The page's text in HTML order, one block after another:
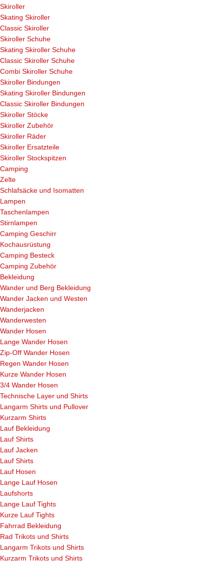
Skiroller
Skating Skiroller
Classic Skiroller
Skiroller Schuhe
Skating Skiroller Schuhe
Classic Skiroller Schuhe
Combi Skiroller Schuhe
Skiroller Bindungen
Skating Skiroller Bindungen
Classic Skiroller Bindungen
Skiroller Stöcke
Skiroller Zubehör
Skiroller Räder
Skiroller Ersatzteile
Skiroller Stockspitzen
Camping
Zelte
Schlafsäcke und Isomatten
Lampen
Taschenlampen
Stirnlampen
Camping Geschirr
Kochausrüstung
Camping Besteck
Camping Zubehör
Bekleidung
Wander und Berg Bekleidung
Wander Jacken und Westen
Wanderjacken
Wanderwesten
Wander Hosen
Lange Wander Hosen
Zip-Off Wander Hosen
Regen Wander Hosen
Kurze Wander Hosen
3/4 Wander Hosen
Technische Layer und Shirts
Langarm Shirts und Pullover
Kurzarm Shirts
Lauf Bekleidung
Lauf Shirts
Lauf Jacken
Lauf Shirts
Lauf Hosen
Lange Lauf Hosen
Laufshorts
Lange Lauf Tights
Kurze Lauf Tights
Fahrrad Bekleidung
Rad Trikots und Shirts
Langarm Trikots und Shirts
Kurzarm Trikots und Shirts